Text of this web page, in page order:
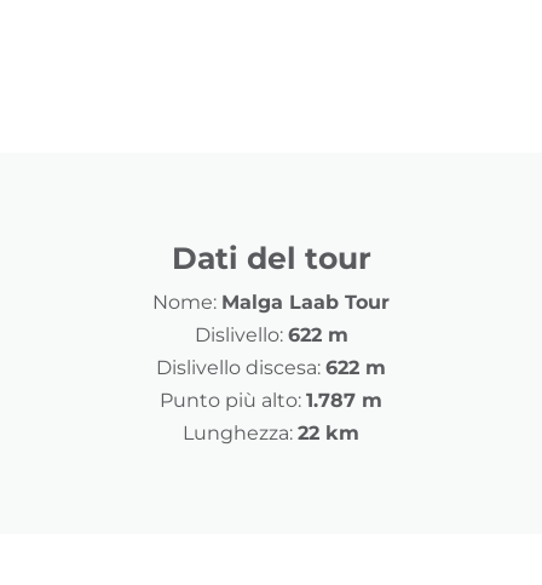
Dati del tour
Nome: Malga Laab Tour
Dislivello: 622 m
Dislivello discesa: 622 m
Punto più alto: 1.787 m
Lunghezza: 22 km